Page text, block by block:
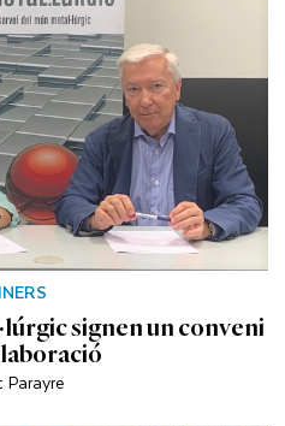
signen un conveni
Parayre